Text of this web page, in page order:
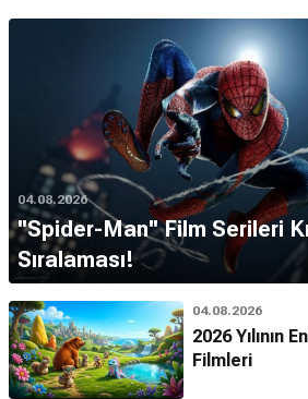
04.08.2026
''Spider-Man'' Film Serileri
Sıralaması!
04.08.2026
2026 Yılının
Filmleri